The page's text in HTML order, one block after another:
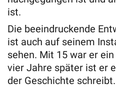
ist.
Die beeindruckende
ist auch auf seinem
sehen. Mit 15 war er
vier Jahre später ist er
der Geschichte schreibt.